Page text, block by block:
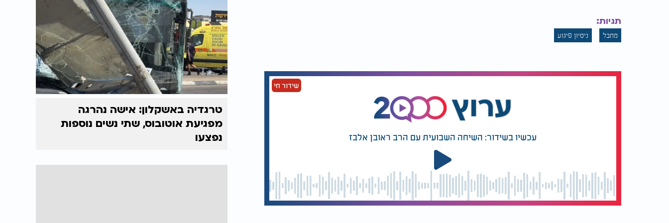
תגיות:
מחבל ניסיון פיגוע
שידור חי
עכשיו בשידור: השיחה השבועית עם הרב ראובן אלבז
טרגדיה באשקלון: אישה נהרגה
מפגיעת אוטובוס, שתי נשים נוספות
נפצעו